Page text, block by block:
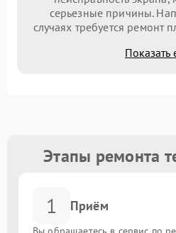
серьезные причины.
случаях требуется ремонт
Показать
Этапы ремонта
1 Приём